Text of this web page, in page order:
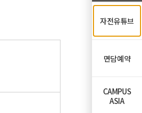
자전유튜브
면담예약
CAMPUS
ASIA